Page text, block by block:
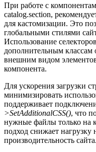
При работе с
catalog.section,
для кастомизации. Это
глобальными стилями
Использование
дополнительным классам
внешним видом
компонента.
Для ускорения загрузки
минимизировать
поддерживает
>SetAdditionalCSS(), что
нужные файлы только на
подход снижает нагрузку
производительность сайта.